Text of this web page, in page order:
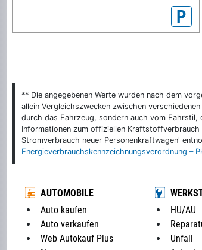
P
** Die angegebenen Werte wurden nach dem
allein Vergleichszwecken zwischen
durch das Fahrzeug, sondern auch vom
Informationen zum offiziellen
Stromverbrauch neuer Personenkraftwagen'
Energieverbrauchskennzeichnungsverordnung –
AUTOMOBILE
Auto kaufen
Auto verkaufen
Web Autokauf Plus
HU/AU
Unfall